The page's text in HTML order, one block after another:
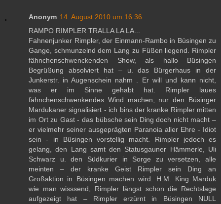
Anonym 14. August 2010 um 16:36
RAMPO RIMPLER TRALLA LA LA...
Fahnenjunker Rimpler, der Einmann-Rambo in Büsingen zu
Gange, schmunzelnd dem Lang zu Füßen liegend. Rimpler
fähnchenschwenckenden Show, als hallo Büsingen
Begrüßung absolviert hat – u. das Bürgerhaus in der
Junkerstr. in Augenschein nahm . Er will und kann nicht,
was er im Sinne gehabt hat. Rimpler laues
fähnchenschwenkendes Wind machen, nur den Büsinger
Mardukaner signalisiert - ich bins der kranke Rimpler mitten
im Ort zu Gast - das bübsche sein Ding doch nicht macht –
er vielmehr seiner ausgeprägten Paranoia aller Ehre - Idiot
sein - in Büsingen vorstellig macht. Rimpler jedoch es
gelang, den Lang samt den Statusgauner Hämmerle, Uli
Schwarz u. den Südkurier in Sorge zu versetzen, alle
meinten – der kranke Geist Rimpler sein Ding an
Großaktion in Büsingen machen wird. H.M. King Marduk
wie man wisssend, Rimpler längst schon die Rechtslage
aufgezeigt hat – Rimpler erzürnt in Büsingen NULL